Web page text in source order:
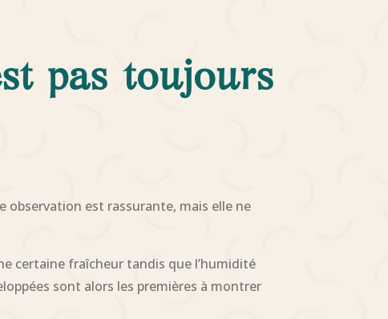
pas toujours
observation est rassurante, mais elle ne
certaine fraîcheur tandis que l’humidité
sont alors les premières à montrer